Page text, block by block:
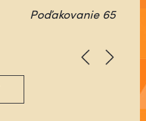
Poďakovanie 65